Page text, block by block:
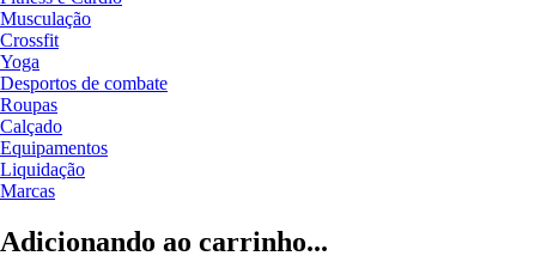
Musculação
Crossfit
Yoga
Desportos de combate
Roupas
Calçado
Equipamentos
Liquidação
Marcas
Adicionando ao carrinho...